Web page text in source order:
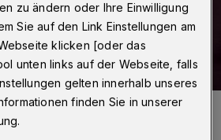
Schnabel von der „Bürgerinitiative
(rechts).
zu ändern oder Ihre Einwilligung
Sie auf den Link Einstellungen am
klicken [oder das
unten links auf der Webseite, falls
gelten innerhalb unseres
finden Sie in unserer